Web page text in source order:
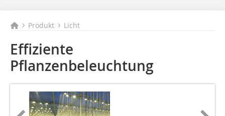
Produkt Licht
Effiziente
Pflanzenbeleuchtung